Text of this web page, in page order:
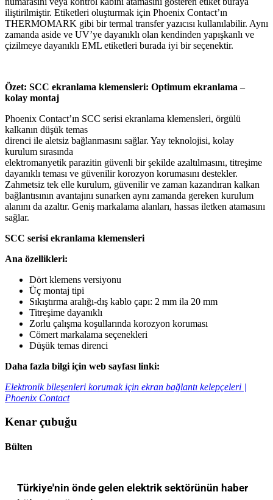
iliştirilmiştir. Etiketleri oluşturmak için Phoenix Contact’ın
THERMOMARK gibi bir termal transfer yazıcısı kullanılabilir. Aynı
zamanda aside ve UV’ye dayanıklı olan kendinden yapışkanlı ve
çizilmeye dayanıklı EML etiketleri burada iyi bir seçenektir.
Özet: SCC ekranlama klemensleri: Optimum ekranlama –
kolay montaj
Phoenix Contact’ın SCC serisi ekranlama klemensleri, örgülü
kalkanın düşük temas
direnci ile aletsiz bağlanmasını sağlar. Yay teknolojisi, kolay
kurulum sırasında
elektromanyetik parazitin güvenli bir şekilde azaltılmasını, titreşime
dayanıklı teması ve güvenilir korozyon korumasını destekler.
Zahmetsiz tek elle kurulum, güvenilir ve zaman kazandıran kalkan
bağlantısının avantajını sunarken aynı zamanda gereken kurulum
alanını da azaltır. Geniş markalama alanları, hassas iletken atamasını
sağlar.
SCC serisi ekranlama klemensleri
Ana özellikleri:
Dört klemens versiyonu
Üç montaj tipi
Sıkıştırma aralığı-dış kablo çapı: 2 mm ila 20 mm
Titreşime dayanıklı
Zorlu çalışma koşullarında korozyon koruması
Cömert markalama seçenekleri
Düşük temas direnci
Daha fazla bilgi için web sayfası linki:
Elektronik bileşenleri korumak için ekran bağlantı kelepçeleri |
Phoenix Contact
Kenar çubuğu
Bülten
Türkiye'nin önde gelen elektrik sektörünün haber